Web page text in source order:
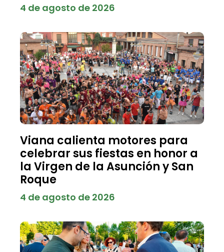
4 de agosto de 2026
Viana calienta motores para
celebrar sus fiestas en honor a
la Virgen de la Asunción y San
Roque
4 de agosto de 2026